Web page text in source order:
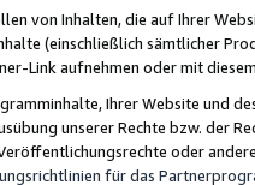
von Inhalten, die auf Ihrer
(einschließlich sämtlicher
Link aufnehmen oder mit
Ihrer Website und
unserer Rechte bzw. der
oder
für das